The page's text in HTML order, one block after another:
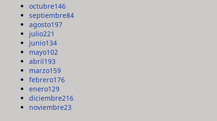
octubre146
septiembre84
agosto197
julio221
junio134
mayo102
abril193
marzo159
febrero176
enero129
diciembre216
noviembre23